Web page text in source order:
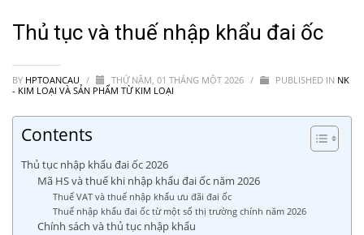
Thủ tục và thuế nhập khẩu đai ốc
BY HPTOANCAU / THỨ NĂM, 01 THÁNG MỘT 2026 / PUBLISHED IN NK
- KIM LOẠI VÀ SẢN PHẨM TỪ KIM LOẠI
Contents
Thủ tục nhập khẩu đai ốc 2026
Mã HS và thuế khi nhập khẩu đai ốc năm 2026
Thuế VAT và thuế nhập khẩu ưu đãi đai ốc
Thuế nhập khẩu đai ốc từ một số thị trường chính năm 2026
Chính sách và thủ tục nhập khẩu